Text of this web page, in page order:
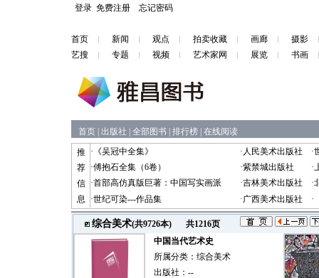
登录 免费注册 忘记密码
首页 新闻 观点 拍卖收藏 画廊
摄影
艺搜
专题 视频 艺术家网 展览 书画
首页 出版社 全部图书 排行榜 在线阅读
推
荐
信
息
· 《吴冠中全集》 · 人民美术出版社 ·
·傅抱石全集（6卷） ·紫禁城出版社 ·
·首部高仿真版巨著：中国写实画派 ·吉林美术出版社 ·
·世纪可染---作品集 ·广西美术出版社 ·
综合美术(共9726本)
共1216页
中国当代艺术史
所属分类： 综合美术
出版社： --